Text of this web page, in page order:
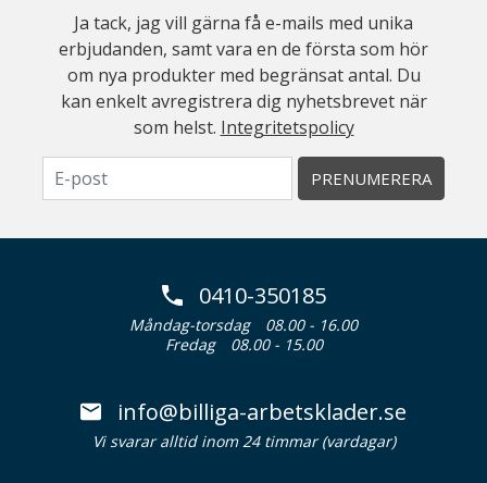
Ja tack, jag vill gärna få e-mails med unika
erbjudanden, samt vara en de första som hör
om nya produkter med begränsat antal. Du
kan enkelt avregistrera dig nyhetsbrevet när
som helst. Integritetspolicy
PRENUMERERA
0410-350185
Måndag-torsdag
08.00 - 16.00
Fredag
08.00 - 15.00
info@billiga-arbetsklader.se
Vi svarar alltid inom 24 timmar (vardagar)